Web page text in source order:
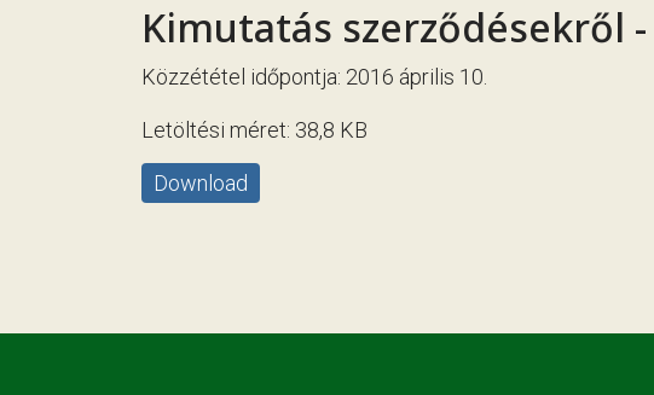
Kimutatás szerződésekről
Közzététel időpontja: 2016 április 10.
Letöltési méret: 38,8 KB
Download